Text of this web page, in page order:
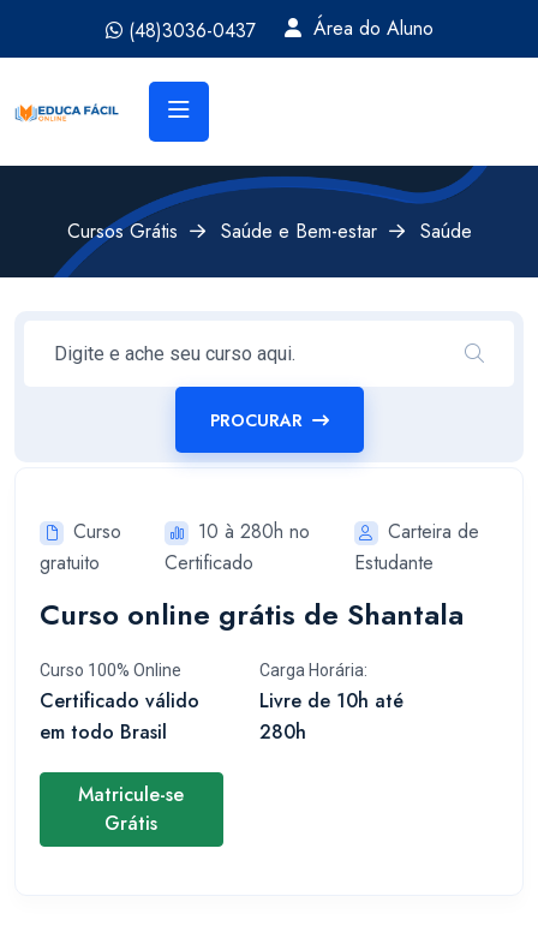
(48)3036-0437 Área do Aluno
Cursos Grátis Saúde e Bem-estar Saúde
PROCURAR
Curso
gratuito
10 à 280h no
Certificado
Carteira de
Estudante
Curso online grátis de Shantala
Curso 100% Online
Certificado válido
em todo Brasil
Carga Horária:
Livre de 10h até
280h
Matricule-se
Grátis